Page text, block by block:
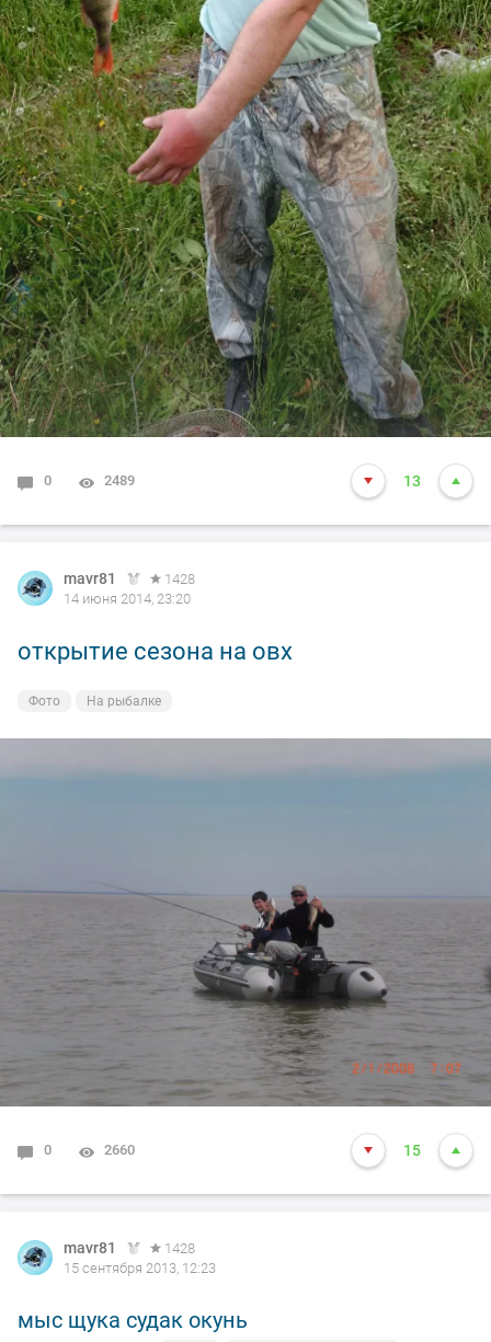
0 2489 13
mavr81
1428
14 июня 2014, 23:20
открытие сезона на овх
Фото На рыбалке
0 2660 15
mavr81
1428
15 сентября 2013, 12:23
мыс щука судак окунь